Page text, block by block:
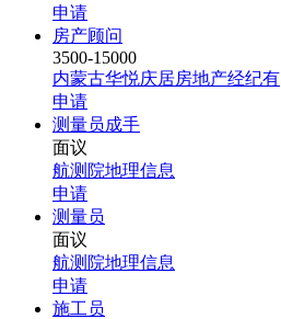
申请
房产顾问
3500-15000
内蒙古华悦庆居房地产经纪有
申请
测量员成手
面议
航测院地理信息
申请
测量员
面议
航测院地理信息
申请
施工员